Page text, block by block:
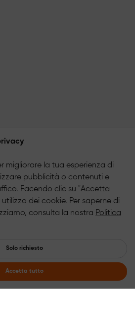
migliorare la tua esperienza di
pubblicità o contenuti e
Facendo clic su "Accetta
dei cookie. Per saperne di
consulta la nostra Politica
Solo richiesto
Accetta tutto